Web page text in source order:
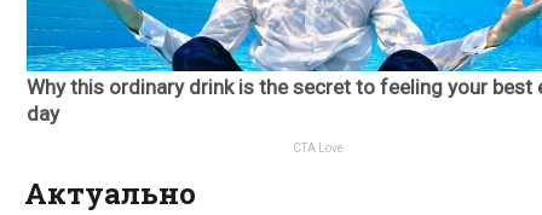
Актуально